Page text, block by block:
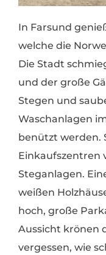
In Farsund
welche die
Die Stadt
und der große
Stegen und
Waschanlagen
benützt werden.
Einkaufszentren
Steganlagen.
weißen
hoch, große
Aussicht krönen
vergessen, wie